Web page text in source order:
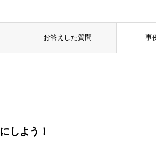
お答えした質問 事
しよう！